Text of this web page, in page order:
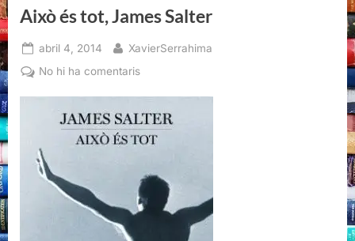
Això és tot, James Salter
Posted
on
abril 4, 2014 By
XavierSerrahima
No hi ha comentarisa
tot,
James